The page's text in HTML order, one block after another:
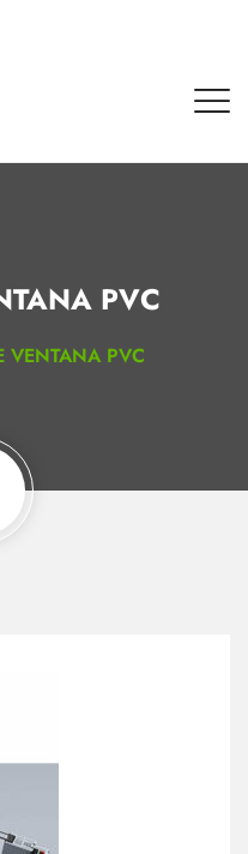
PVC
VENTANA PVC